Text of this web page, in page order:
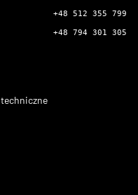
+48 512 355 799
+48 794 301 305